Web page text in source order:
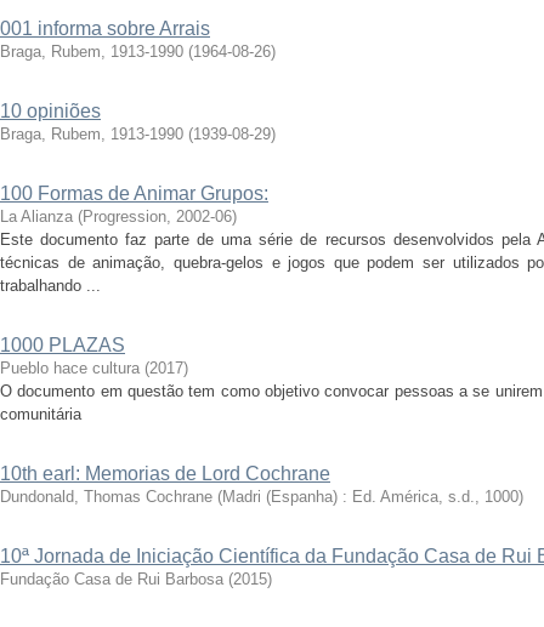
001 informa sobre Arrais
Braga, Rubem, 1913-1990 (1964-08-26)
10 opiniões
Braga, Rubem, 1913-1990 (1939-08-29)
100 Formas de Animar Grupos:
La Alianza (Progression, 2002-06)
Este documento faz parte de uma série de recursos desenvolvidos pela
técnicas de animação, quebra-gelos e jogos que podem ser utilizados
trabalhando ...
1000 PLAZAS
Pueblo hace cultura (2017)
O documento em questão tem como objetivo convocar pessoas a se
comunitária
10th earl: Memorias de Lord Cochrane
Dundonald, Thomas Cochrane (Madri (Espanha) : Ed. América, s.d., 1000)
10ª Jornada de Iniciação Científica da Fundação Casa de Rui
Fundação Casa de Rui Barbosa (2015)